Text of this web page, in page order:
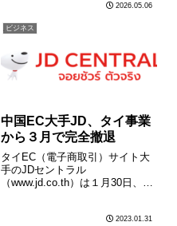
ンチャークが、ガソリン・ディー
ゼルを含む全燃料製品の価格を引
き上げた。ガソリン・各種ガソホ
ールは最大85サタン（約3.………
2026.05.06
ビジネス
中国EC大手JD、タイ事業
から３月で完全撤退
タイEC（電子商取引）サイト大
手のJDセントラル
（www.jd.co.th）は１月30日、３
JDセントラル公式ストアは２月
2023.01.31